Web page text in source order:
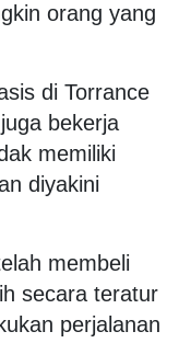
orang yang
di Torrance
bekerja
memiliki
diyakini
membeli
secara teratur
perjalanan